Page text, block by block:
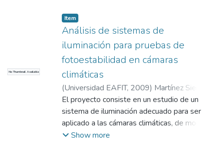
No Thumbnail Available
Item
Análisis de sistemas de
iluminación para pruebas de
fotoestabilidad en cámaras
climáticas
(Universidad EAFIT, 2009) Martínez Sierra,
Luz María;Arroyave Franco, Mauricio;Ángel
Toro, Luciano Alberto
El proyecto consiste en un estudio de un
sistema de iluminación adecuado para ser
aplicado a las cámaras climáticas, de modo
que permitan realizar pruebas de
Show more